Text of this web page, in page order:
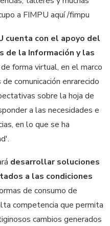
a FIMPU aquí/fimpu
cuenta con el apoyo del
de la Información y las
forma virtual, en el marco
comunicación enrarecido
sobre la hoja de
a las necesidades e
en lo que se ha
desarrollar soluciones
a las condiciones
de consumo de
competencia que permita
cambios generados